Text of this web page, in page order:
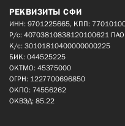
РЕКВИЗИТЫ СФИ
ИНН: 9701225665, КПП:
Р/с: 40703810838120100621 ПАО
К/с: 30101810400000000225
БИК: 044525225
ОКТМО: 45375000
ОГРН: 1227700696850
ОКПО: 74556262
ОКВЭД: 85.22